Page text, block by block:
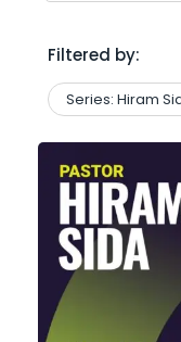
Filtered by:
Series: Hiram